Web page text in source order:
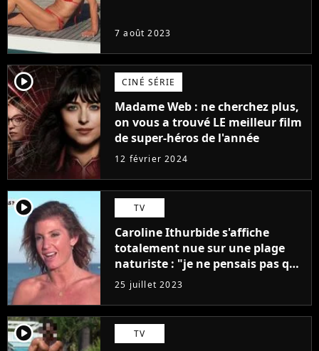
7 août 2023
player2 CINÉ SÉRIE
Madame Web : ne cherchez plus,
on vous a trouvé LE meilleur film
de super-héros de l'année
12 février 2024
player2 TV
Caroline Ithurbide s'affiche
totalement nue sur une plage
naturiste : "je ne pensais pas que
j'arriverais à le faire..."
25 juillet 2023
player2 TV